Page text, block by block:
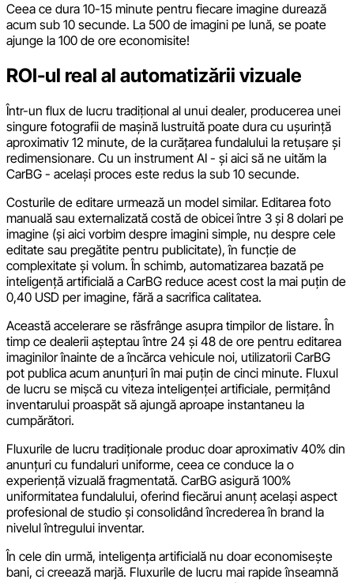
Ceea ce dura 10-15 minute pentru fiecare imagine durează
acum sub 10 secunde. La 500 de imagini pe lună, se poate
ajunge la 100 de ore economisite!
ROI-ul real al automatizării vizuale
Într-un flux de lucru tradițional al unui dealer, producerea unei
singure fotografii de mașină lustruită poate dura cu ușurință
aproximativ 12 minute, de la curățarea fundalului la retușare și
redimensionare. Cu un instrument AI - și aici să ne uităm la
CarBG - același proces este redus la sub 10 secunde.
Costurile de editare urmează un model similar. Editarea foto
manuală sau externalizată costă de obicei între 3 și 8 dolari pe
imagine (și aici vorbim despre imagini simple, nu despre cele
editate sau pregătite pentru publicitate), în funcție de
complexitate și volum. În schimb, automatizarea bazată pe
inteligență artificială a CarBG reduce acest cost la mai puțin de
0,40 USD per imagine, fără a sacrifica calitatea.
Această accelerare se răsfrânge asupra timpilor de listare. În
timp ce dealerii așteptau între 24 și 48 de ore pentru editarea
imaginilor înainte de a încărca vehicule noi, utilizatorii CarBG
pot publica acum anunțuri în mai puțin de cinci minute. Fluxul
de lucru se mișcă cu viteza inteligenței artificiale, permițând
inventarului proaspăt să ajungă aproape instantaneu la
cumpărători.
Fluxurile de lucru tradiționale produc doar aproximativ 40% din
anunțuri cu fundaluri uniforme, ceea ce conduce la o
experiență vizuală fragmentată. CarBG asigură 100%
uniformitatea fundalului, oferind fiecărui anunț același aspect
profesional de studio și consolidând încrederea în brand la
nivelul întregului inventar.
În cele din urmă, inteligența artificială nu doar economisește
bani, ci creează marjă. Fluxurile de lucru mai rapide înseamnă